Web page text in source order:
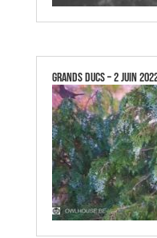
GRANDS DUCS – 2 JUIN